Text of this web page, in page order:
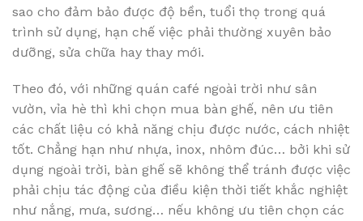
sao cho đảm bảo được độ bền, tuổi thọ trong quá
trình sử dụng, hạn chế việc phải thường xuyên bảo
dưỡng, sửa chữa hay thay mới.
Theo đó, với những quán café ngoài trời như sân
vườn, vỉa hè thì khi chọn mua bàn ghế, nên ưu tiên
các chất liệu có khả năng chịu được nước, cách nhiệt
tốt. Chẳng hạn như nhựa, inox, nhôm đúc… bởi khi sử
dụng ngoài trời, bàn ghế sẽ không thể tránh được việc
phải chịu tác động của điều kiện thời tiết khắc nghiệt
như nắng, mưa, sương… nếu không ưu tiên chọn các